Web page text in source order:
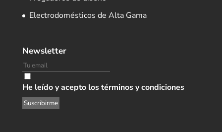
Electrodomésticos de Alta Gama
Newsletter
He leído y acepto los términos y condiciones